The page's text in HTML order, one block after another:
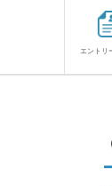
エントリ